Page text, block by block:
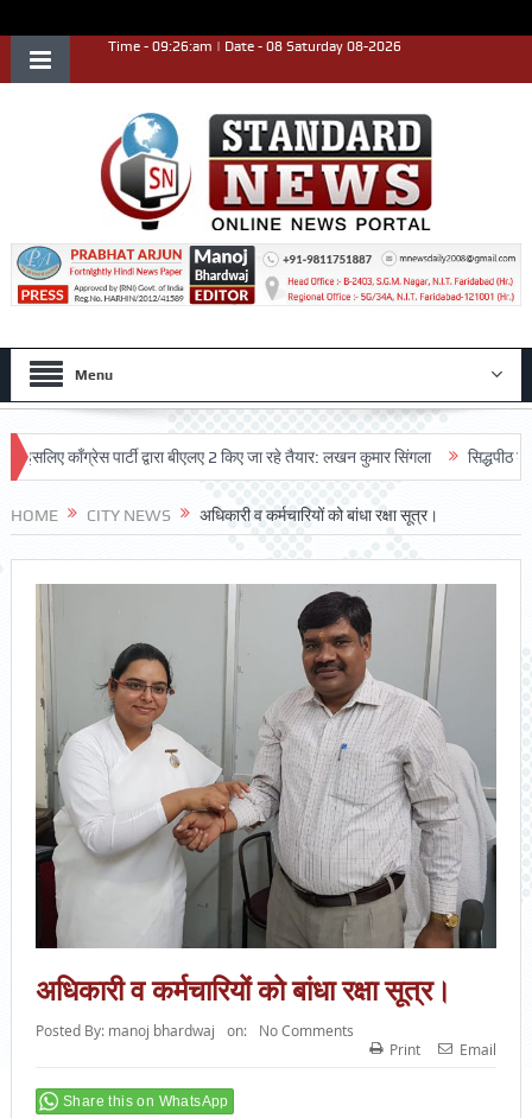
Time - 09:26:am | Date - 08 Saturday 08-2026
Menu
काँग्रेस पार्टी द्वारा बीएलए 2 किए जा रहे तैयार: लखन कुमार सिंगला सिद्धपीठ श्री
HOME CITY NEWS अधिकारी व कर्मचारियों को बांधा रक्षा सूत्र।
अधिकारी व कर्मचारियों को बांधा रक्षा सूत्र।
Posted By: manoj bhardwaj on:
No Comments
Print
Email
Share this on WhatsApp